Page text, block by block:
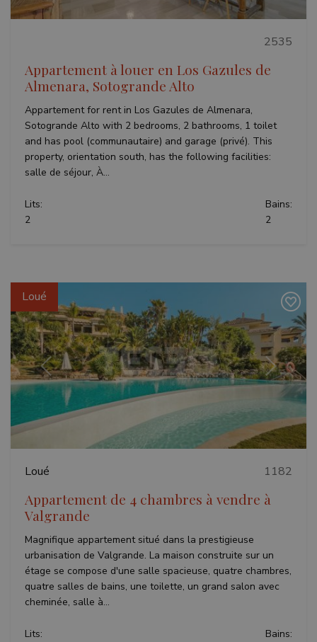
2535
Appartement à louer en Los Gazules de
Almenara, Sotogrande Alto
Appartement for rent in Los Gazules de Almenara,
Sotogrande Alto with 2 bedrooms, 2 bathrooms, 1 toilet
and has pool (communautaire) and garage (privé). This
property, orientation south, has the following facilities:
salle de séjour, À...
Lits:
2
Bains:
2
Précédent Suivant
Loué
Loué 1182
Appartement de 4 chambres à vendre à
Valgrande
Magnifique appartement situé dans la prestigieuse
urbanisation de Valgrande. La maison construite sur un
étage se compose d'une salle spacieuse, quatre chambres,
quatre salles de bains, une toilette, un grand salon avec
cheminée, salle à...
Lits:
Bains: